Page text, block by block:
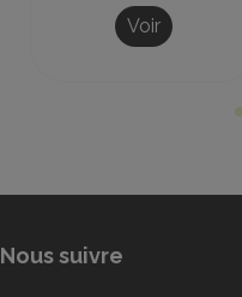
Voir
Nous suivre